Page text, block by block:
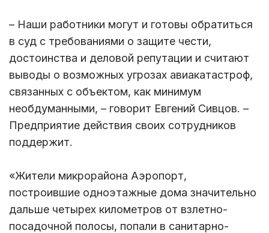
– Наши работники могут и готовы обратиться
в суд с требованиями о защите чести,
достоинства и деловой репутации и считают
выводы о возможных угрозах авиакатастроф,
связанных с объектом, как минимум
необдуманными, – говорит Евгений Сивцов. –
Предприятие действия своих сотрудников
поддержит.
«Жители микрорайона Аэропорт,
построившие одноэтажные дома значительно
дальше четырех километров от взлетно-
посадочной полосы, попали в санитарно-